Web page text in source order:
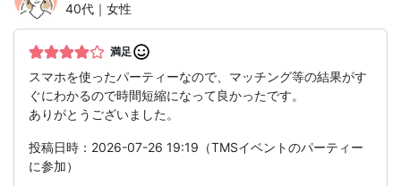
40代｜女性
満足
スマホを使ったパーティーなので、マッチング等の結果がす
ぐにわかるので時間短縮になって良かったです。
ありがとうございました。
投稿日時：2026-07-26 19:19（TMSイベントのパーティー
に参加）